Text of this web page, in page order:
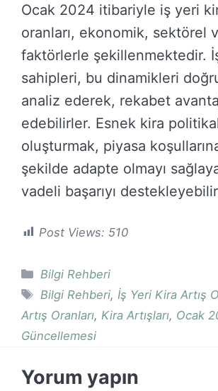
Ocak 2024 itibariyle iş yeri
oranları, ekonomik, sektörel
faktörlerle şekillenmektedir.
sahipleri, bu dinamikleri
analiz ederek, rekabet
edebilirler. Esnek kira
oluşturmak, piyasa
şekilde adapte olmayı
vadeli başarıyı
Post Views: 510
Kategoriler
Bilgi Rehberi
Etiketler
Bilgi Rehberi, İş Yeri Kira Artış
Artış Oranları, Kira Artışları, Ocak
Güncellemesi
Yorum yapın